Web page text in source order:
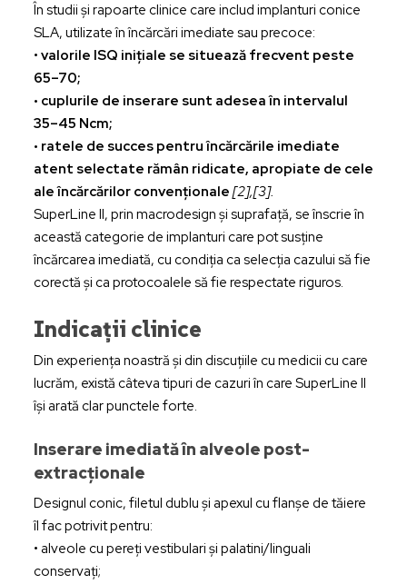
În studii și rapoarte clinice care includ implanturi conice
SLA, utilizate în încărcări imediate sau precoce:
• valorile ISQ inițiale se situează frecvent peste
65–70;
• cuplurile de inserare sunt adesea în intervalul
35–45 Ncm;
• ratele de succes pentru încărcările imediate
atent selectate rămân ridicate, apropiate de cele
ale încărcărilor convenționale[2],[3].
SuperLine II, prin macrodesign și suprafață, se înscrie în
această categorie de implanturi care pot susține
încărcarea imediată, cu condiția ca selecția cazului să fie
corectă și ca protocoalele să fie respectate riguros.
Indicații clinice
Din experiența noastră și din discuțiile cu medicii cu care
lucrăm, există câteva tipuri de cazuri în care SuperLine II
își arată clar punctele forte.
Inserare imediată în alveole post-
extracționale
Designul conic, filetul dublu și apexul cu flanșe de tăiere
îl fac potrivit pentru:
• alveole cu pereți vestibulari și palatini/linguali
conservați;